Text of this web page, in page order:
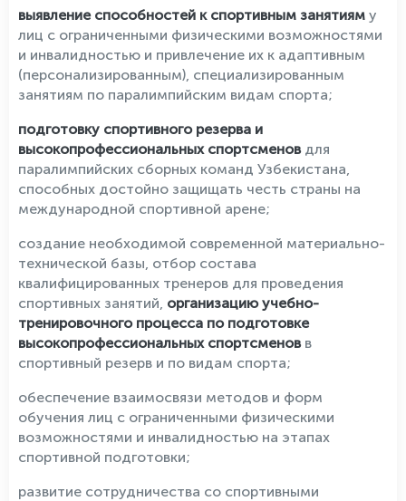
выявление способностей к спортивным занятиям у
лиц с ограниченными физическими возможностями
и инвалидностью и привлечение их к адаптивным
(персонализированным), специализированным
занятиям по паралимпийским видам спорта;
подготовку спортивного резерва и
высокопрофессиональных спортсменовдля
паралимпийских сборных команд Узбекистана,
способных достойно защищать честь страны на
международной спортивной арене;
создание необходимой современной материально-
технической базы, отбор состава
квалифицированных тренеров для проведения
спортивных занятий, организацию учебно-
тренировочного процесса по подготовке
высокопрофессиональных спортсменовв
спортивный резерв и по видам спорта;
обеспечение взаимосвязи методов и форм
обучения лиц с ограниченными физическими
возможностями и инвалидностью на этапах
спортивной подготовки;
развитие сотрудничества со спортивными